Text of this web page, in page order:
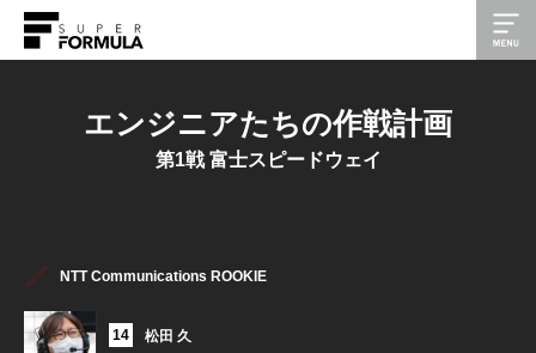
エンジニアたちの作戦計画
第1戦 富士スピードウェイ
NTT Communications ROOKIE
14
松田 久